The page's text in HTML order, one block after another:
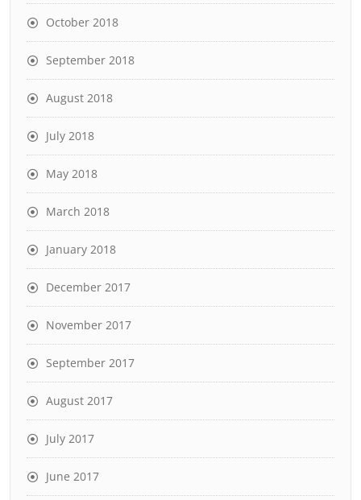
October 2018
September 2018
August 2018
July 2018
May 2018
March 2018
January 2018
December 2017
November 2017
September 2017
August 2017
July 2017
June 2017